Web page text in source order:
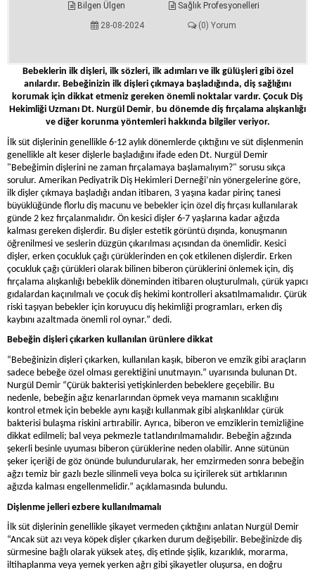
Bilgen Ülgen
Sağlık Profesyonelleri
28-08-2024
(0) Yorum
Bebeklerin ilk dişleri, ilk sözleri, ilk adımları ve ilk gülüşleri gibi özel
anılardır. Bebeğinizin ilk dişleri çıkmaya başladığında, diş sağlığını
korumak için dikkat etmeniz gereken önemli noktalar vardır. Çocuk Diş
Hekimliği Uzmanı Dt. Nurgül Demir, bu dönemde diş fırçalama alışkanlığı
ve diğer korunma yöntemleri hakkında bilgiler veriyor.
İlk süt dişlerinin genellikle 6-12 aylık dönemlerde çıktığını ve süt dişlenmenin
genellikle alt keser dişlerle başladığını ifade eden Dt. Nurgül Demir
"Bebeğimin dişlerini ne zaman fırçalamaya başlamalıyım?" sorusu sıkça
sorulur. Amerikan Pediyatrik Diş Hekimleri Derneği’nin yönergelerine göre,
ilk dişler çıkmaya başladığı andan itibaren, 3 yaşına kadar pirinç tanesi
büyüklüğünde florlu diş macunu ve bebekler için özel diş fırçası kullanılarak
günde 2 kez fırçalanmalıdır. Ön kesici dişler 6-7 yaşlarına kadar ağızda
kalması gereken dişlerdir. Bu dişler estetik görüntü dışında, konuşmanın
öğrenilmesi ve seslerin düzgün çıkarılması açısından da önemlidir. Kesici
dişler, erken çocukluk çağı çürüklerinden en çok etkilenen dişlerdir. Erken
çocukluk çağı çürükleri olarak bilinen biberon çürüklerini önlemek için, diş
fırçalama alışkanlığı bebeklik döneminden itibaren oluşturulmalı, çürük yapıcı
gıdalardan kaçınılmalı ve çocuk diş hekimi kontrolleri aksatılmamalıdır. Çürük
riski taşıyan bebekler için koruyucu diş hekimliği programları, erken diş
kaybını azaltmada önemli rol oynar.” dedi.
Bebeğin dişleri çıkarken kullanılan ürünlere dikkat
“Bebeğinizin dişleri çıkarken, kullanılan kaşık, biberon ve emzik gibi araçların
sadece bebeğe özel olması gerektiğini unutmayın.” uyarısında bulunan Dt.
Nurgül Demir “Çürük bakterisi yetişkinlerden bebeklere geçebilir. Bu
nedenle, bebeğin ağız kenarlarından öpmek veya mamanın sıcaklığını
kontrol etmek için bebekle aynı kaşığı kullanmak gibi alışkanlıklar çürük
bakterisi bulaşma riskini artırabilir. Ayrıca, biberon ve emziklerin temizliğine
dikkat edilmeli; bal veya pekmezle tatlandırılmamalıdır. Bebeğin ağzında
şekerli besinle uyuması biberon çürüklerine neden olabilir. Anne sütünün
şeker içeriği de göz önünde bulundurularak, her emzirmeden sonra bebeğin
ağzı temiz bir gazlı bezle silinmeli veya bolca su içirilerek süt artıklarının
ağızda kalması engellenmelidir.” açıklamasında bulundu.
Dişlenme jelleri ezbere kullanılmamalı
İlk süt dişlerinin genellikle şikayet vermeden çıktığını anlatan Nurgül Demir
“Ancak süt azı veya köpek dişler çıkarken durum değişebilir. Bebeğinizde diş
sürmesine bağlı olarak yüksek ateş, diş etinde şişlik, kızarıklık, morarma,
iltihaplanma veya yemek yerken ağrı gibi şikayetler oluşursa, en doğru